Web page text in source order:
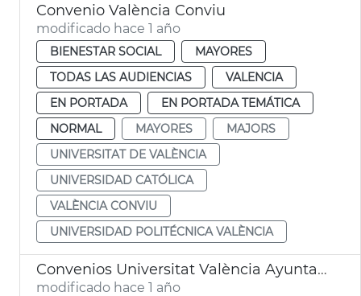
Convenio València Conviu
modificado hace 1 año
BIENESTAR SOCIAL
MAYORES
TODAS LAS AUDIENCIAS
VALENCIA
EN PORTADA
EN PORTADA TEMÁTICA
NORMAL
MAYORES
MAJORS
UNIVERSITAT DE VALÈNCIA
UNIVERSIDAD CATÓLICA
VALÈNCIA CONVIU
UNIVERSIDAD POLITÉCNICA VALÈNCIA
Convenios Universitat València Ayuntamiento Buen Gobierno
modificado hace 1 año